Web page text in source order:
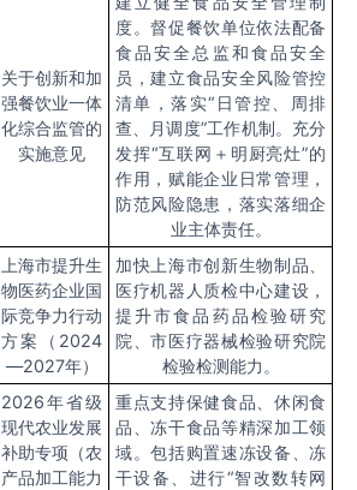
关于创新和加
强餐饮业一体
化综合监管的
实施意见
度。督促餐饮单位依法配备
食品安全总监和食品安全
员，建立食品安全风险管控
清单，落实“ 日管控、周排
查、月调度”工作机制。充分
发挥“互联网＋明厨亮灶”的
作用，赋能企业日常管理，
防范风险隐患，落实落细企
业主体责任。
上海市提升生
物医药企业国
际竞争力行动
方案（ 2024
—2027年）
加快上海市创新生物制品、
医疗机器人质检中心建设，
提升市食品药品检验研究
院、市医疗器械检验研究院
检验检测能力。
2026年省级
现代农业发展
补助专项（农
产品加工能力
重点支持保健食品、休闲食
品、冻干食品等精深加工领
域。包括购置速冻设备、冻
干设备、进行“智改数转网